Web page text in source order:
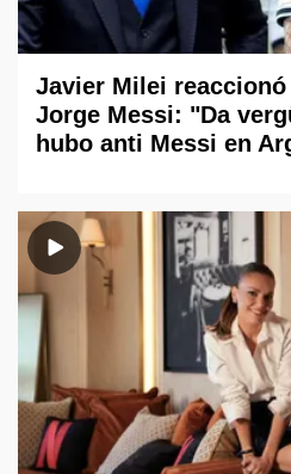
Javier Milei
Jorge Messi: "Da
hubo anti Messi en